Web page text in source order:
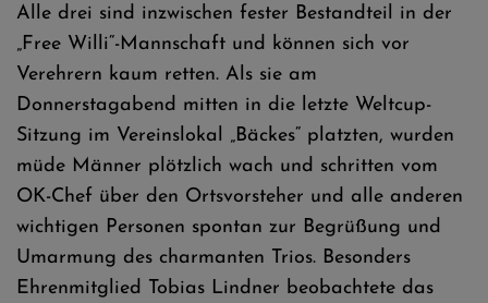
Alle drei sind inzwischen fester Bestandteil in der
„Free Willi“-Mannschaft und können sich vor
Verehrern kaum retten. Als sie am
Donnerstagabend mitten in die letzte Weltcup-
Sitzung im Vereinslokal „Bäckes“ platzten, wurden
müde Männer plötzlich wach und schritten vom
OK-Chef über den Ortsvorsteher und alle anderen
wichtigen Personen spontan zur Begrüßung und
Umarmung des charmanten Trios. Besonders
Ehrenmitglied Tobias Lindner beobachtete das